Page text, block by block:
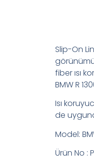
Slip-On
fiber ısı
BMW R
Isı
de
Model:
Ürün No :